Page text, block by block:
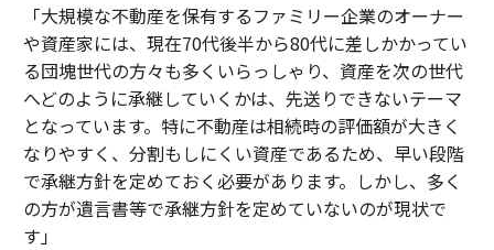
「大規模な不動産を保有するファミリー企業のオーナー
や資産家には、現在70代後半から80代に差しかかってい
る団塊世代の方々も多くいらっしゃり、資産を次の世代
へどのように承継していくかは、先送りできないテーマ
となっています。特に不動産は相続時の評価額が大きく
なりやすく、分割もしにくい資産であるため、早い段階
で承継方針を定めておく必要があります。しかし、多く
の方が遺言書等で承継方針を定めていないのが現状で
す」